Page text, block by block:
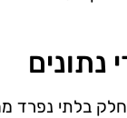
נתונים
חלק בלתי